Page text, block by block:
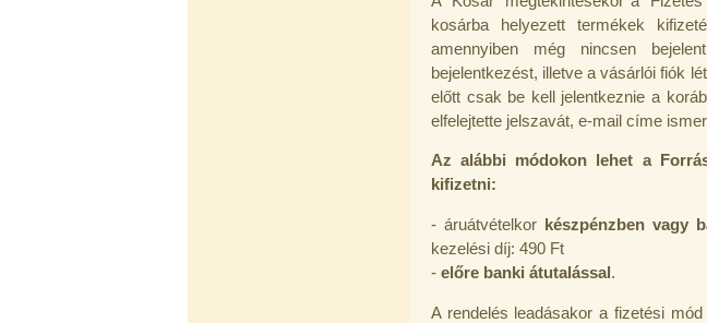
kosárba helyezett termékek
amennyiben még nincsen
bejelentkezést, illetve a vásárlói fiók
előtt csak be kell jelentkeznie a
elfelejtette jelszavát, e-mail címe
Az alábbi módokon lehet a
kifizetni:
- áruátvételkor készpénzben vagy
kezelési díj: 490 Ft
- előre banki átutalással .
A rendelés leadásakor a fizetési